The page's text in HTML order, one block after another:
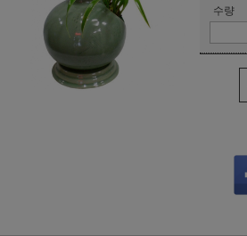
수량